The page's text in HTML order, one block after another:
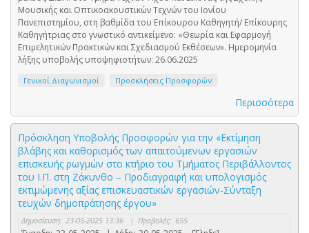
Μουσικής και Οπτικοακουστικών Τεχνών του Ιονίου
Πανεπιστημίου, στη βαθμίδα του Επίκουρου Καθηγητή/ Επίκουρης
Καθηγήτριας στο γνωστικό αντικείμενο: «Θεωρία και Εφαρμογή
Επιμελητικών Πρακτικών και Σχεδιασμού Εκθέσεων». Ημερομηνία
λήξης υποβολής υποψηφιοτήτων: 26.06.2025
Γενικοί Διαγωνισμοί Προσκλήσεις Προσφορών
Περισσότερα
Πρόσκληση Υποβολής Προσφορών για την «Εκτίμηση
βλάβης και καθορισμός των απαιτούμενων εργασιών
επισκευής ρωγμών στο κτήριο του Τμήματος Περιβάλλοντος
του Ι.Π. στη Ζάκυνθο – Προδιαγραφή και υπολογισμός
εκτιμώμενης αξίας επισκευαστικών εργασιών-Σύνταξη
τευχών δημοπράτησης έργου»
Δημοσίευση: 23-05-2025 13:36 | Προβολές: 655